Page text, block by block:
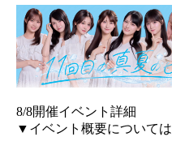
8/8開催イベント詳細
▼イベント概要については